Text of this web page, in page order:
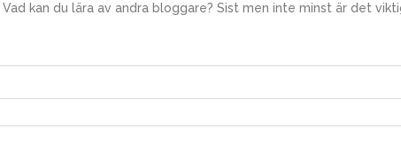
Vad kan du lära av andra bloggare? Sist men inte minst är det